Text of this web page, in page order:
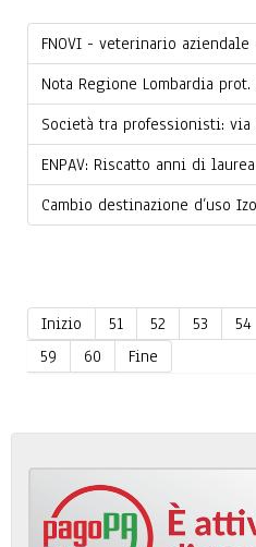
FNOVI - veterinario
Nota Regione Lombardia
Società tra professionisti: via
ENPAV: Riscatto anni di
Cambio destinazione d’uso
Inizio 51 52 53 54
59
60 Fine